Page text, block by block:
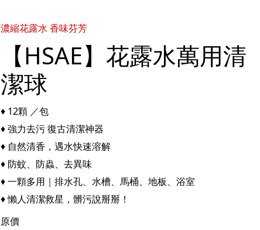
濃縮花露水 香味芬芳
【HSAE】花露水萬用清
潔球
♦ 12顆 ／包
♦ 強力去污 復古清潔神器
♦ 自然清香，遇水快速溶解
♦ 防蚊、防蟲、去異味
♦ 一顆多用｜排水孔、水槽、馬桶、地板、浴室
♦ 懶人清潔救星，髒污說掰掰！
原價